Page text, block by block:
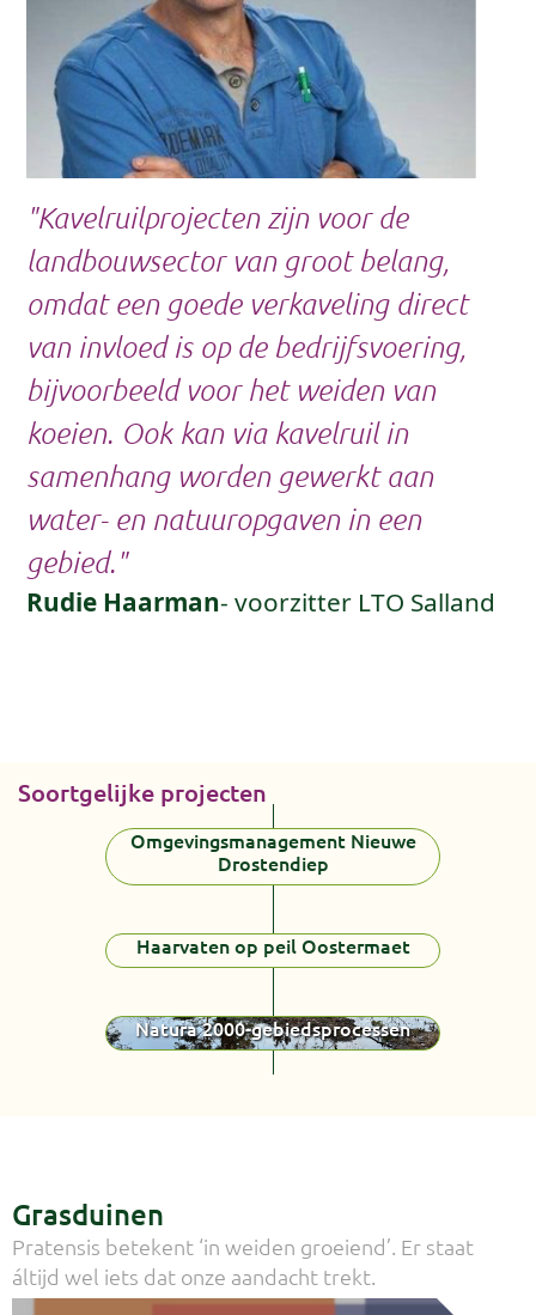
"Kavelruilprojecten zijn voor de
landbouwsector van groot belang,
omdat een goede verkaveling direct
van invloed is op de bedrijfsvoering,
bijvoorbeeld voor het weiden van
koeien. Ook kan via kavelruil in
samenhang worden gewerkt aan
water- en natuuropgaven in een
gebied."
Rudie Haarman- voorzitter LTO Salland
Soortgelijke projecten
Omgevingsmanagement Nieuwe
Drostendiep
Haarvaten op peil Oostermaet
Natura 2000-gebiedsprocessen
Grasduinen
Pratensis betekent ‘in weiden groeiend’. Er staat
áltijd wel iets dat onze aandacht trekt.